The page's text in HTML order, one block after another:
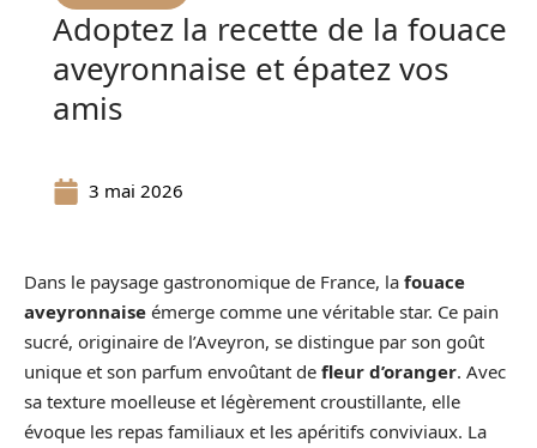
Adoptez la recette de la fouace
aveyronnaise et épatez vos
amis
3 mai 2026
Dans le paysage gastronomique de France, la fouace
aveyronnaise émerge comme une véritable star. Ce pain
sucré, originaire de l’Aveyron, se distingue par son goût
unique et son parfum envoûtant de fleur d’oranger. Avec
sa texture moelleuse et légèrement croustillante, elle
évoque les repas familiaux et les apéritifs conviviaux. La